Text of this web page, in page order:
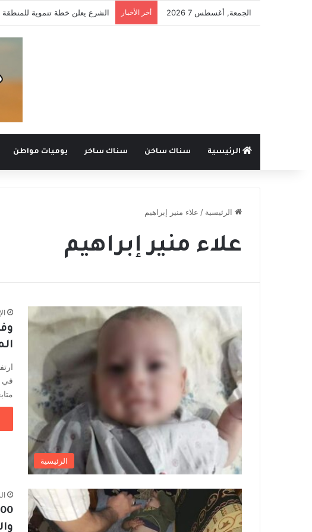
الجمعة, أغسطس 7 2026 أخر الأخبار الشرع يعلن خطة تنموية
الرئيسية سناك ساخن سناك ساخر يوميات مواطن
الرئيسية / علاء منير إبراهيم
علاء منير إبراهيم
الرئيسية
في